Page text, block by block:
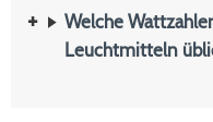
Welche
Leuchtmitteln